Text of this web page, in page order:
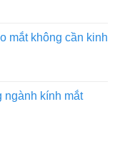
mắt không cần kinh
ngành kính mắt